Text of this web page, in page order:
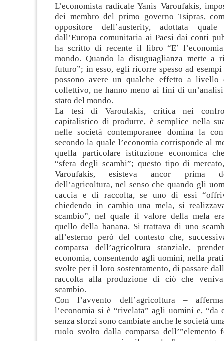
L’economista radicale Yanis Varoufakis,
dei membro del primo governo Tsipras,
oppositore dell’austerity, adottata
dall’Europa comunitaria ai Paesi dai conti
ha scritto di recente il libro “E’
mondo. Quando la disuguaglianza mette a
futuro”; in esso, egli ricorre spesso ad
possono avere un qualche effetto a livello
collettivo, ne hanno meno ai fini di
stato del mondo.
La tesi di Varoufakis, critica nei
capitalistico di produrre, è semplice nella
nelle società contemporanee domina la
secondo la quale l’economia corrisponde al
quella particolare istituzione economica
“sfera degli scambi”; questo tipo di
Varoufakis, esisteva ancor prima
dell’agricoltura, nel senso che quando gli
caccia e di raccolta, se uno di essi
chiedendo in cambio una mela, si
scambio”, nel quale il valore della mela
quello della banana. Si trattava di uno
all’esterno però del contesto che,
comparsa dell’agricoltura stanziale,
economia, consentendo agli uomini, nella
svolte per il loro sostentamento, di passare
raccolta alla produzione di ciò che
scambio.
Con l’avvento dell’agricoltura –
l’economia si è “rivelata” agli uomini e, “da
senza sforzi sono cambiate anche le società
ruolo svolto dalla comparsa dell’”elemento